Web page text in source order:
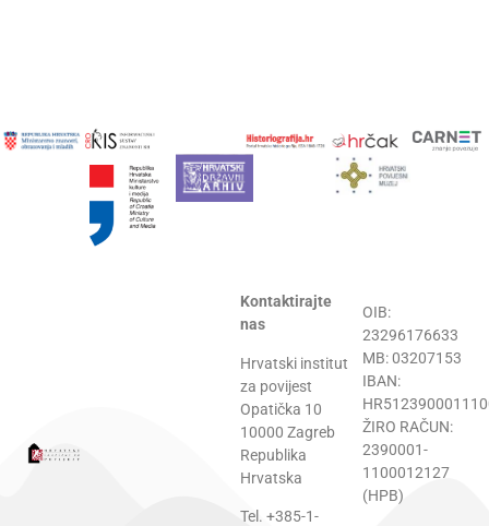
Kontaktirajte
nas
Hrvatski institut
za povijest
Opatička 10
10000 Zagreb
Republika
Hrvatska
Tel. +385-1-
OIB:
23296176633
MB: 03207153
IBAN:
ŽIRO RAČUN:
2390001-
1100012127
(HPB)